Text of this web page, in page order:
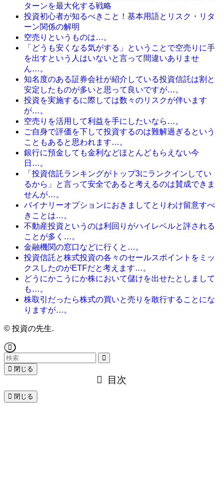
ターンを最大化する戦略
投資初心者が知るべきこと！基本用語とリスク・リタ
ーン関係の解明
空売りというものは…。
「どうも安くなる気がする」ということで空売りに手
を出すという人はいないと言って間違いありませ
ん…。
知名度のある証券会社が紹介している投資信託は割と
安定したものが多いと思って良いですが…。
投資を実施するに際しては数々のリスクが伴います
が…。
空売りを活用して利益を手にしたいなら…。
ご自身で評価を下して投資するのは難解過ぎるという
こともあると思われます…。
銀行に預金しても金利などほとんどもらえない今
日…。
「投資信託ランキングがトップ3にランクインしてい
るから」と言って安全であると考えるのは賛成できま
せんが…。
バイナリーオプションにおきましてとりわけ留意すべ
きことは…。
不動産投資というのは利回りがハイレベルと評される
ことが多く…。
金融機関の窓口などに行くと…。
投資信託と株式投資の各々のセールスポイントをミッ
クスしたのがETFだと考えます…。
どうにかこうにか株において儲けを出せたとしまして
も…。
株取引だったら株式の買いと売りを敢行することにな
りますが…。
© 投資の先生.
閉じる
目次
閉じる